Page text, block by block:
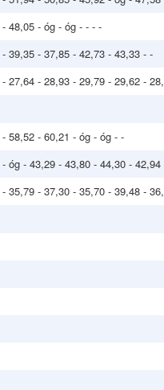
48,05 - óg - óg - - - -
39,35 - 37,85 - 42,73 - 43,33 - -
27,64 - 28,93 - 29,79 - 29,62 -
58,52 - 60,21 - óg - óg - -
óg - 43,29 - 43,80 - 44,30 - 42,94
35,79 - 37,30 - 35,70 - 39,48 -